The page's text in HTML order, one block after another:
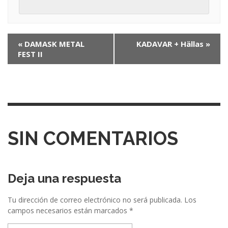
g
c
ó
e
« DAMASK METAL
FEST II
KADAVAR + Hällas »
SIN COMENTARIOS
Deja una respuesta
Tu dirección de correo electrónico no será publicada. Los
campos necesarios están marcados *